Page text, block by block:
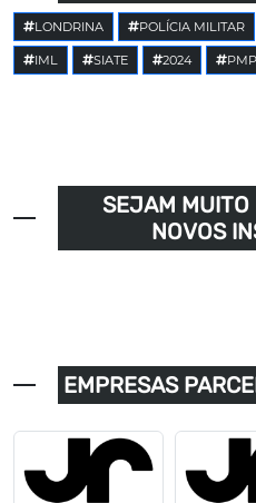
LONDRINA POLÍCIA MILITAR
IML SIATE 2024
SEJAM
NOVOS
EMPRESAS